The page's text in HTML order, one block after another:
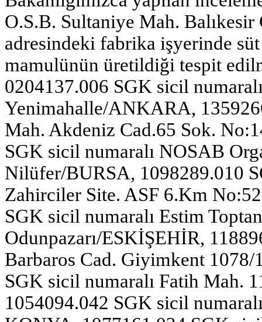
O.S.B. Sultaniye Mah.
adresindeki fabrika işyerinde
mamulünün üretildiği tespit
0204137.006 SGK sicil
Yenimahalle/ANKARA,
Mah. Akdeniz Cad.65 Sok.
SGK sicil numaralı NOSAB
Nilüfer/BURSA, 1098289.010
Zahirciler Site. ASF 6.Km
SGK sicil numaralı Estim
Odunpazarı/ESKİŞEHİR,
Barbaros Cad. Giyimkent
SGK sicil numaralı Fatih Mah.
1054094.042 SGK sicil